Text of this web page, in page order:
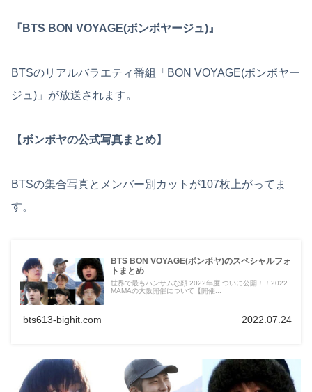
『BTS BON VOYAGE(ボンボヤージュ)』
BTSのリアルバラエティ番組「BON VOYAGE(ボンボヤー
ジュ)」が放送されます。
【ボンボヤの公式写真まとめ】
BTSの集合写真とメンバー別カットが107枚上がってま
す。
BTS BON VOYAGE(ボンボヤ)のスペシャルフォ
トまとめ
世界で最もハンサムな顔 2022年度 ついに公開！！2022
MAMAの大阪開催について【開催...
bts613-bighit.com 2022.07.24